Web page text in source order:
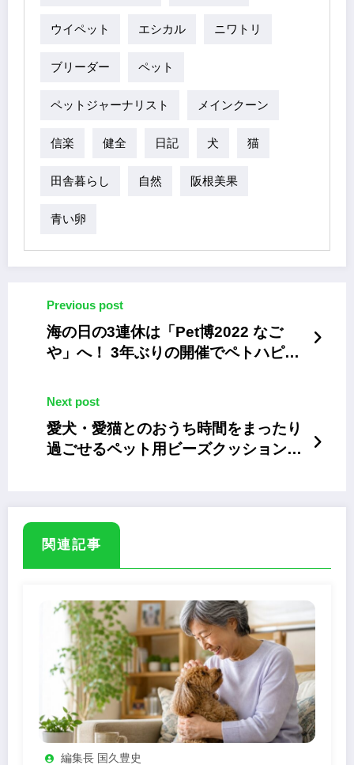
ウイペット エシカル ニワトリ
ブリーダー ペット
ペットジャーナリスト メインクーン
信楽 健全 日記 犬 猫
田舎暮らし 自然 阪根美果
青い卵
Previous post
海の日の3連休は「Pet博2022 なご
や」へ！ 3年ぶりの開催でペトハピも
Next post
愛犬・愛猫とのおうち時間をまったり
過ごせるペット用ビーズクッション
関連記事
編集長 国久豊史